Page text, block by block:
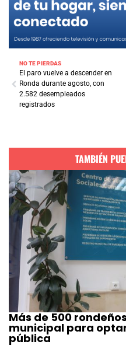
NO TE PIERDAS
El paro vuelve a descender en
Ronda durante agosto, con
2.582 desempleados
registrados
TAMBIÉN
Más de 500
municipal para
pública